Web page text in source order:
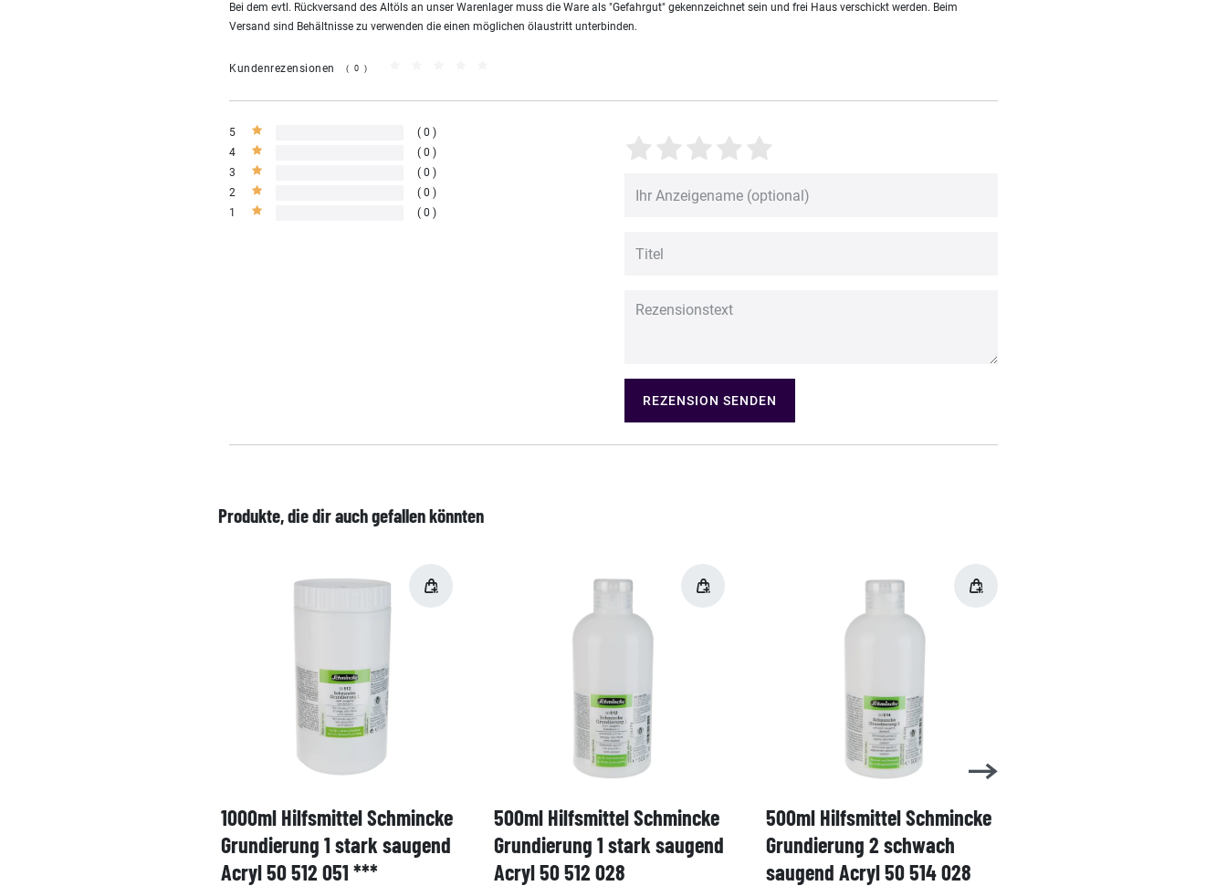
Bei dem evtl. Rückversand des Altöls an unser Warenlager muss die Ware als "Gefahrgut" gekennzeichnet sein und frei Haus verschickt werden. Beim
Versand sind Behältnisse zu verwenden die einen möglichen ölaustritt unterbinden.
Kundenrezensionen (0)
5
0
4
0
3
0
2
0
1
0
REZENSION SENDEN
Produkte, die dir auch gefallen könnten
1000ml Hilfsmittel Schmincke
Grundierung 1 stark saugend
Acryl 50 512 051 ***
500ml Hilfsmittel Schmincke
Grundierung 1 stark saugend
Acryl 50 512 028
500ml Hilfsmittel Schmincke
Grundierung 2 schwach
saugend Acryl 50 514 028